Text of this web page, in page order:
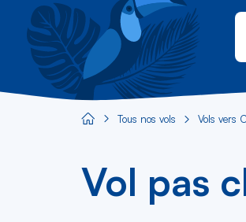
Aircaraibes.com
Tous nos vols Vols vers
Vol pas